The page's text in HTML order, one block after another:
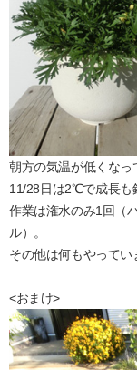
朝方の気温が低くなっ
11/28日は2℃で成長も
作業は潅水のみ1回（
ル）。
その他は何もやってい
<おまけ>